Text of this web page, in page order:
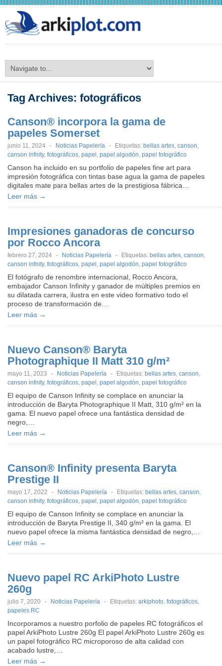
Tag Archives: fotográficos
Canson® incorpora la gama de
papeles Somerset
junio 11, 2024 - Noticias Papelería - Etiquetas: bellas artes, canson,
canson infnity, fotográficos, papel , papel algodón, papel fotográfico
Canson ha incluido en su portfolio de papeles fine art para
impresión fotográfica con tintas base agua la gama de papeles
digitales mate para bellas artes de la prestigiosa fábrica…
Leer más →
Impresiones ganadoras de concurso
por Rocco Ancora
febrero 27, 2024 - Noticias Papelería - Etiquetas: bellas artes, canson,
canson infnity, fotográficos, papel , papel algodón, papel fotográfico
El fotógrafo de renombre internacional, Rocco Ancora,
embajador Canson Infinity y ganador de múltiples premios en
su dilatada carrera, ilustra en este video formativo todo el
proceso de transformación de…
Leer más →
Nuevo Canson® Baryta
Photographique II Matt 310 g/m²
mayo 11, 2023 - Noticias Papelería - Etiquetas: bellas artes, canson,
canson infnity, fotográficos, papel , papel algodón, papel fotográfico
El equipo de Canson Infinity se complace en anunciar la
introducción de Baryta Photographique II Matt, 310 g/m² en la
gama. El nuevo papel ofrece una fantástica densidad de
negro,…
Leer más →
Canson® Infinity presenta Baryta
Prestige II
mayo 17, 2022 - Noticias Papelería - Etiquetas: bellas artes, canson,
canson infnity, fotográficos, papel , papel algodón, papel fotográfico
El equipo de Canson Infinity se complace en anunciar la
introducción de Baryta Prestige II, 340 g/m² en la gama. El
nuevo papel ofrece la misma fantástica densidad de negro,…
Leer más →
Nuevo papel RC ArkiPhoto Lustre
260g
julio 7, 2020 - Noticias Papelería - Etiquetas: arkiphoto, fotográficos,
papeles RC
Incorporamos a nuestro porfolio de papeles RC fotográficos el
papel ArkiPhoto Lustre 260g El papel ArkiPhoto Lustre 260g es
un papel fotográfico RC microporoso de alta calidad con
acabado lustre,…
Leer más →